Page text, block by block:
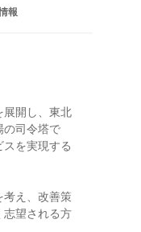
報
展開し、東北
の司令塔で
を実現する
考え、改善策
志望される方